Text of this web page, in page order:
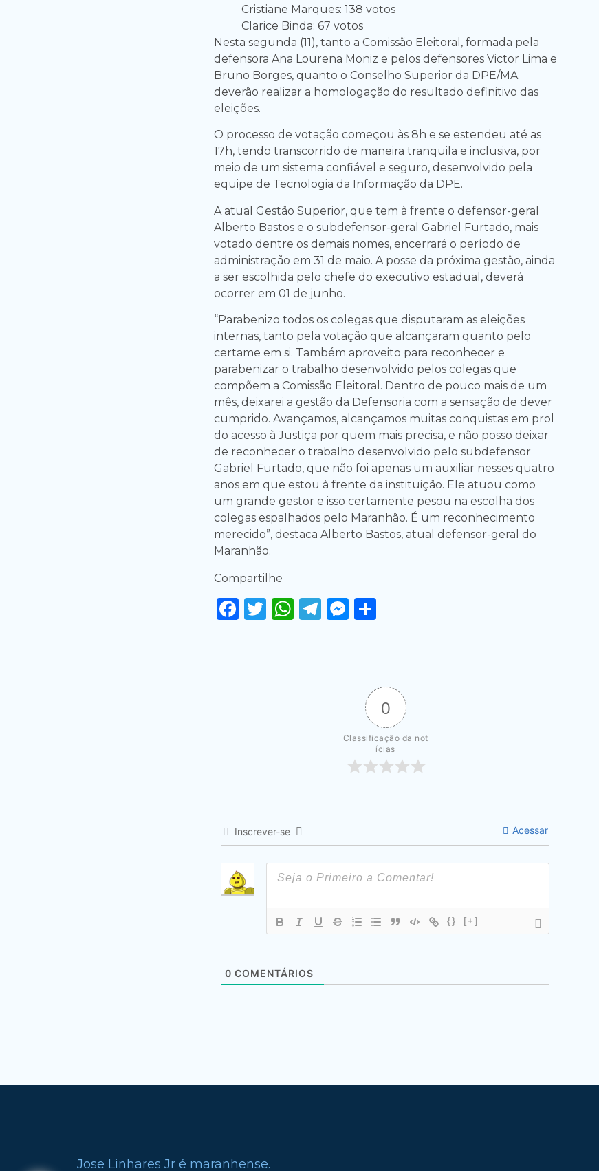
Cristiane Marques: 138 votos
Clarice Binda: 67 votos
Nesta segunda (11), tanto a Comissão Eleitoral, formada pela
defensora Ana Lourena Moniz e pelos defensores Victor Lima e
Bruno Borges, quanto o Conselho Superior da DPE/MA
deverão realizar a homologação do resultado definitivo das
eleições.
O processo de votação começou às 8h e se estendeu até as
17h, tendo transcorrido de maneira tranquila e inclusiva, por
meio de um sistema confiável e seguro, desenvolvido pela
equipe de Tecnologia da Informação da DPE.
A atual Gestão Superior, que tem à frente o defensor-geral
Alberto Bastos e o subdefensor-geral Gabriel Furtado, mais
votado dentre os demais nomes, encerrará o período de
administração em 31 de maio. A posse da próxima gestão, ainda
a ser escolhida pelo chefe do executivo estadual, deverá
ocorrer em 01 de junho.
“Parabenizo todos os colegas que disputaram as eleições
internas, tanto pela votação que alcançaram quanto pelo
certame em si. Também aproveito para reconhecer e
parabenizar o trabalho desenvolvido pelos colegas que
compõem a Comissão Eleitoral. Dentro de pouco mais de um
mês, deixarei a gestão da Defensoria com a sensação de dever
cumprido. Avançamos, alcançamos muitas conquistas em prol
do acesso à Justiça por quem mais precisa, e não posso deixar
de reconhecer o trabalho desenvolvido pelo subdefensor
Gabriel Furtado, que não foi apenas um auxiliar nesses quatro
anos em que estou à frente da instituição. Ele atuou como
um grande gestor e isso certamente pesou na escolha dos
colegas espalhados pelo Maranhão. É um reconhecimento
merecido”, destaca Alberto Bastos, atual defensor-geral do
Maranhão.
Compartilhe
Facebook
Twitter
WhatsApp
Telegram
Messenger
0
Classificação da not
ícias
Inscrever-se Acessar
{} [+]
0 COMENTÁRIOS
Jose Linhares Jr é maranhense.